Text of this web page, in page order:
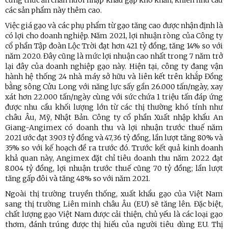
các sản phẩm này thêm cao.
Việc giá gạo và các phụ phẩm từ gạo tăng cao được nhận định là
có lợi cho doanh nghiệp. Năm 2021, lợi nhuận ròng của Công ty
cổ phần Tập đoàn Lộc Trời đạt hơn 421 tỷ đồng, tăng 14% so với
năm 2020. Đây cũng là mức lợi nhuận cao nhất trong 7 năm trở
lại đây của doanh nghiệp gạo này. Hiện tại, công ty đang vận
hành hệ thống 24 nhà máy sở hữu và liên kết trên khắp Đồng
bằng sông Cửu Long với năng lực sấy gần 26.000 tấn/ngày, xay
xát hơn 22.000 tấn/ngày cùng với sức chứa 1 triệu tấn đáp ứng
được nhu cầu khối lượng lớn từ các thị thường khó tính như
châu Âu, Mỹ, Nhật Bản. Công ty cổ phần Xuất nhập khẩu An
Giang-Angimex có doanh thu và lợi nhuận trước thuế năm
2021 ước đạt 3.903 tỷ đồng và 47,36 tỷ đồng, lần lượt tăng 80% và
35% so với kế hoạch đề ra trước đó. Trước kết quả kinh doanh
khả quan này, Angimex đặt chỉ tiêu doanh thu năm 2022 đạt
8.004 tỷ đồng, lợi nhuận trước thuế cũng 70 tỷ đồng; lần lượt
tăng gấp đôi và tăng 48% so với năm 2021.
Ngoài thị trường truyền thống, xuất khẩu gạo của Việt Nam
sang thị trường Liên minh châu Âu (EU) sẽ tăng lên. Đặc biệt,
chất lượng gạo Việt Nam được cải thiện, chủ yếu là các loại gạo
thơm, đánh trúng được thị hiếu của người tiêu dùng EU. Thị